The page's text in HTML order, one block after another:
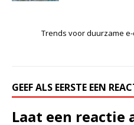
Trends voor duurzame
GEEF ALS EERSTE EEN
Laat een reactie